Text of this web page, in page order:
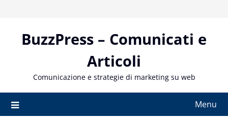
contentBuzzPress – Comunicati e
Articoli
Comunicazione e strategie di marketing su web
Menu